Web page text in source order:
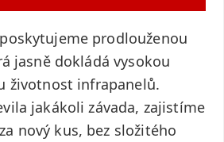
prodlouženou
jasně dokládá vysokou
životnost infrapanelů.
jakákoli závada, zajistíme
nový kus, bez složitého